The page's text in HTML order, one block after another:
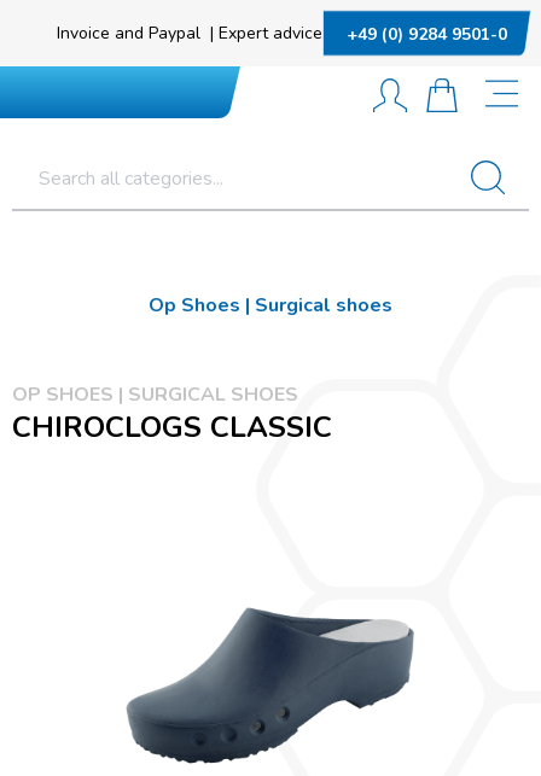
Invoice and Paypal | Expert advice +49 (0) 9284 9501-0
Op Shoes | Surgical shoes
OP SHOES | SURGICAL SHOES
CHIROCLOGS CLASSIC